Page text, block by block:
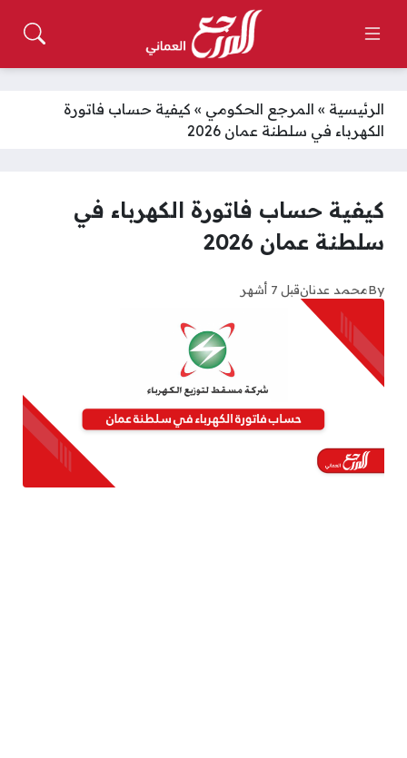
الرئيسية » المرجع الحكومي » كيفية حساب فاتورة
الكهرباء في سلطنة عمان 2026
كيفية حساب فاتورة الكهرباء في
سلطنة عمان 2026
Byمحمد عدنانقبل 7 أشهر